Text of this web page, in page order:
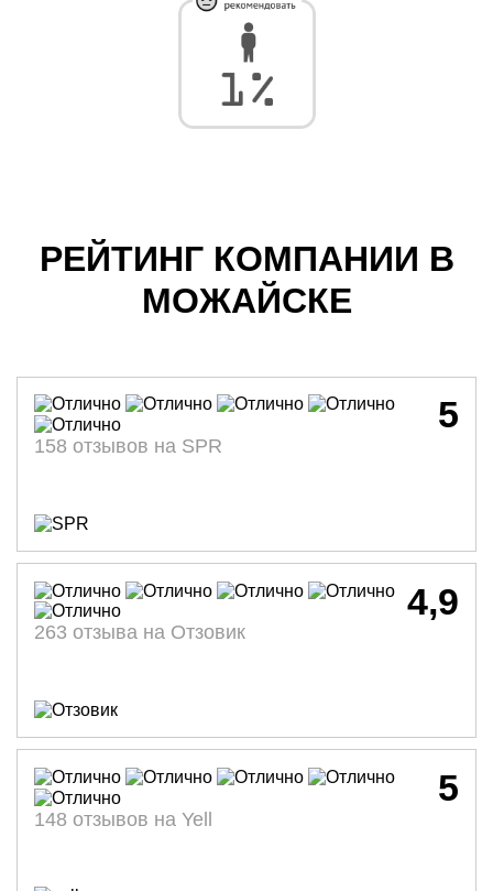
РЕЙТИНГ КОМПАНИИ В
МОЖАЙСКЕ
5
158 отзывов на SPR
4,9
263 отзыва на Отзовик
5
148 отзывов на Yell